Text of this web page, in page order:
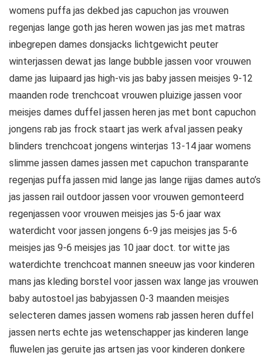
womens puffa jas dekbed jas capuchon jas vrouwen
regenjas lange goth jas heren wowen jas jas met matras
inbegrepen dames donsjacks lichtgewicht peuter
winterjassen dewat jas lange bubble jassen voor vrouwen
dame jas luipaard jas high-vis jas baby jassen meisjes 9-12
maanden rode trenchcoat vrouwen pluizige jassen voor
meisjes dames duffel jassen heren jas met bont capuchon
jongens rab jas frock staart jas werk afval jassen peaky
blinders trenchcoat jongens winterjas 13-14 jaar womens
slimme jassen dames jassen met capuchon transparante
regenjas puffa jassen mid lange jas lange rijjas dames auto’s
jas jassen rail outdoor jassen voor vrouwen gemonteerd
regenjassen voor vrouwen meisjes jas 5-6 jaar wax
waterdicht voor jassen jongens 6-9 jas meisjes jas 5-6
meisjes jas 9-6 meisjes jas 10 jaar doct. tor witte jas
waterdichte trenchcoat mannen sneeuw jas voor kinderen
mans jas kleding borstel voor jassen wax lange jas vrouwen
baby autostoel jas babyjassen 0-3 maanden meisjes
selecteren dames jassen womens rab jassen heren duffel
jassen nerts echte jas wetenschapper jas kinderen lange
fluwelen jas geruite jas artsen jas voor kinderen donkere